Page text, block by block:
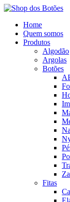
Home
Quem somos
Produtos
Algodão
Argolas
Botões
Fitas